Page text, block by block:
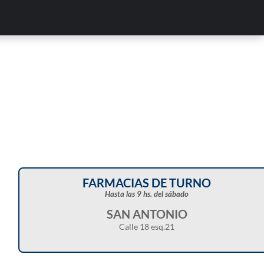
FARMACIAS DE TURNO
Hasta las 9 hs. del sábado
SAN ANTONIO
Calle 18 esq.21